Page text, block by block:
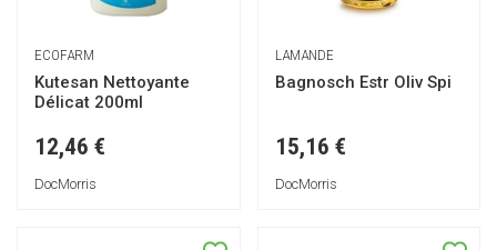
ECOFARM
Kutesan Nettoyante
Délicat 200ml
12,46 €
DocMorris
LAMANDE
Bagnosch Estr Oliv Spi
15,16 €
DocMorris